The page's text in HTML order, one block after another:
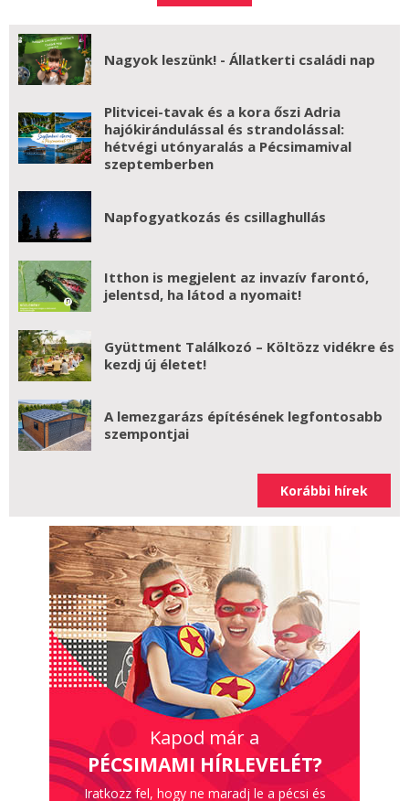
Nagyok leszünk! - Állatkerti családi nap
Plitvicei-tavak és a kora őszi Adria
hajókirándulással és strandolással:
hétvégi utónyaralás a Pécsimamival
szeptemberben
Napfogyatkozás és csillaghullás
Itthon is megjelent az invazív farontó,
jelentsd, ha látod a nyomait!
Gyüttment Találkozó – Költözz vidékre és
kezdj új életet!
A lemezgarázs építésének legfontosabb
szempontjai
Korábbi hírek
Kapod már a
PÉCSIMAMI HÍRLEVELÉT?
Iratkozz fel, hogy ne maradj le a pécsi és